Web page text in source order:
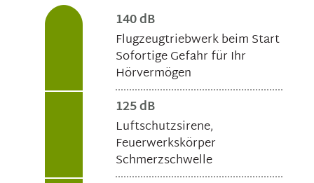
140 dB
Flugzeugtriebwerk beim Start
Sofortige Gefahr für Ihr
Hörvermögen
125 dB
Luftschutzsirene,
Feuerwerkskörper
Schmerzschwelle